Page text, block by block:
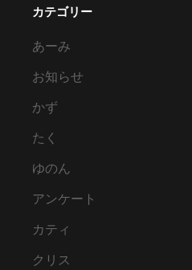
カテゴリー
あーみ
お知らせ
かず
たく
ゆのん
アンケート
カティ
クリス